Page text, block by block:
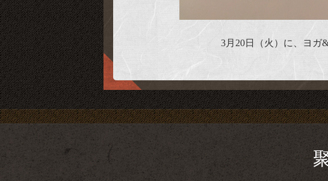
3月20日（火）に、ヨガ